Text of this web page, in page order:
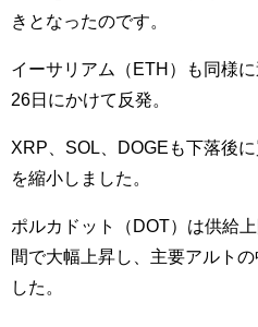
きとなったのです。
イーサリアム（ETH）も同様
26日にかけて反発。
XRP、SOL、DOGEも下落後
を縮小しました。
ポルカドット（DOT）は供給
間で大幅上昇し、主要アルト
した。